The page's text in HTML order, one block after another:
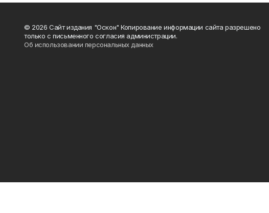
© 2026 Сайт издания "Оскон" Копирование информации сайта разрешено
только с письменного согласия администрации.
Об использовании персональных данных